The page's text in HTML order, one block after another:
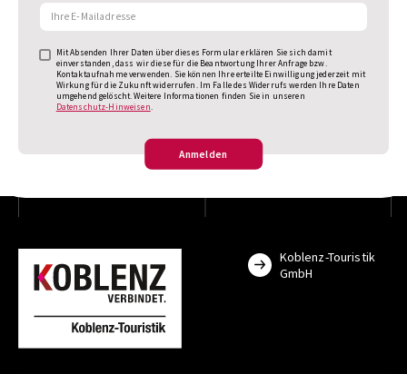
Mit Absenden Ihrer Daten über dieses Formular erklären Sie sich damit
einverstanden, dass wir diese für die Beantwortung Ihrer Anfrage bzw.
Kontaktaufnahme verwenden. Sie können Ihre erteilte Einwilligung jederzeit mit
Wirkung für die Zukunft widerrufen. Im Falle des Widerrufs werden Ihre Daten
umgehend gelöscht. Weitere Informationen finden Sie in unseren
Datenschutz-Hinweisen.
Anmelden
Koblenz-Touristik
GmbH